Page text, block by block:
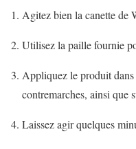
Agitez bien la canette de
Utilisez la paille fournie
Appliquez le produit dans
contremarches, ainsi que
Laissez agir quelques